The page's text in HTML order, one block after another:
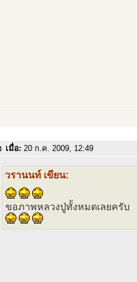
เมื่อ: 20 ก.ค. 2009, 12:49
วรานนท์ เขียน:
ขอภาพหลวงปู่ทั้งหมดเลยครับ